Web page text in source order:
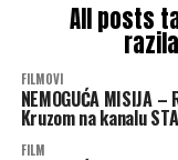
All posts
FILMOVI
NEMOGUĆA MISIJA
Kruzom na kanalu
FILM